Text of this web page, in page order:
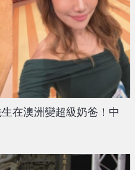
在澳洲變超級奶爸！中